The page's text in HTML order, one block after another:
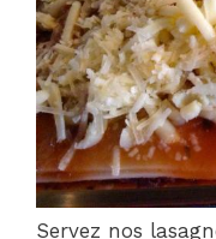
Servez nos